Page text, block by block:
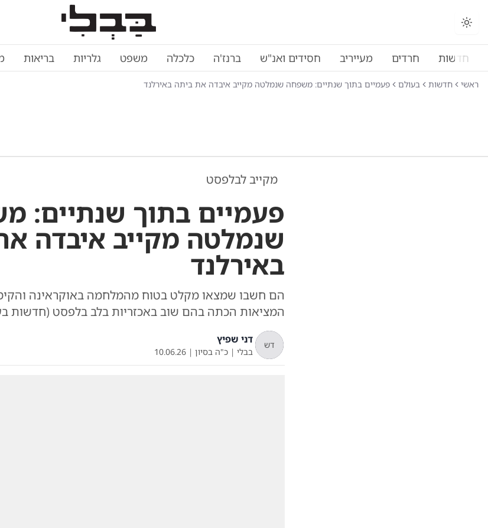
החלפת מצב תצוגה
חדשות חרדים מעייריב חסידים ואנ"ש ברנז'ה כלכלה משפט גלריות בריאות
ראשי חדשות בעולם פעמיים בתוך שנתיים: משפחה שנמלטה מקייב איבדה את ביתה באירלנד
מקייב לבלפסט
פעמיים בתוך שנתיים:
שנמלטה מקייב איבדה
באירלנד
הם חשבו שמצאו מקלט בטוח מהמלחמה באוקראינה
המציאות הכתה בהם שוב באכזריות בלב בלפסט (חדשות
דש דני שפיץ
בבלי| כ"ה בסיון |
10.06.26